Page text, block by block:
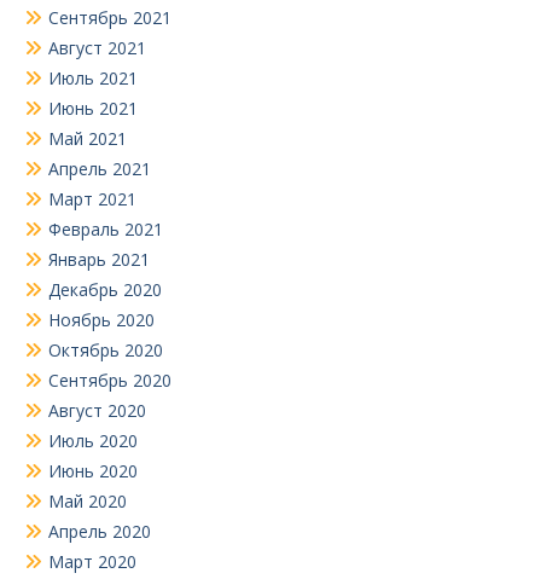
Сентябрь 2021
Август 2021
Июль 2021
Июнь 2021
Май 2021
Апрель 2021
Март 2021
Февраль 2021
Январь 2021
Декабрь 2020
Ноябрь 2020
Октябрь 2020
Сентябрь 2020
Август 2020
Июль 2020
Июнь 2020
Май 2020
Апрель 2020
Март 2020